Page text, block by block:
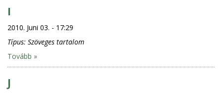
I
2010. Juni 03. - 17:29
Típus: Szöveges tartalom
Tovább »
J